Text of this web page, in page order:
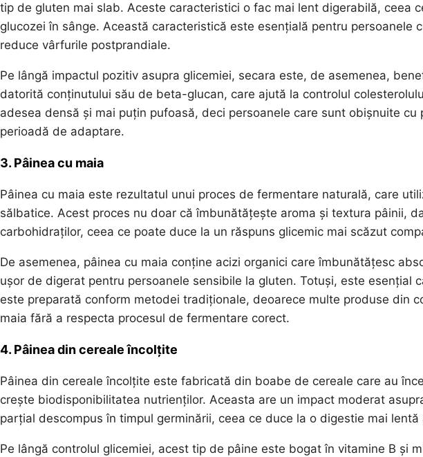
tip de gluten mai slab. Aceste caracteristici o fac mai lent digerabilă, ceea
glucozei în sânge. Această caracteristică este esențială pentru persoanele
reduce vârfurile postprandiale.
Pe lângă impactul pozitiv asupra glicemiei, secara este, de asemenea,
datorită conținutului său de beta-glucan, care ajută la controlul
adesea densă și mai puțin pufoasă, deci persoanele care sunt obișnuite
perioadă de adaptare.
3. Pâinea cu maia
Pâinea cu maia este rezultatul unui proces de fermentare naturală, care
sălbatice. Acest proces nu doar că îmbunătățește aroma și textura pâinii,
carbohidraților, ceea ce poate duce la un răspuns glicemic mai scăzut
De asemenea, pâinea cu maia conține acizi organici care îmbunătățesc
ușor de digerat pentru persoanele sensibile la gluten. Totuși, este esențial
este preparată conform metodei tradiționale, deoarece multe produse din
maia fără a respecta procesul de fermentare corect.
4. Pâinea din cereale încolțite
Pâinea din cereale încolțite este fabricată din boabe de cereale care au
crește biodisponibilitatea nutrienților. Aceasta are un impact moderat
parțial descompus în timpul germinării, ceea ce duce la o digestie mai
Pe lângă controlul glicemiei, acest tip de pâine este bogat în vitamine B și